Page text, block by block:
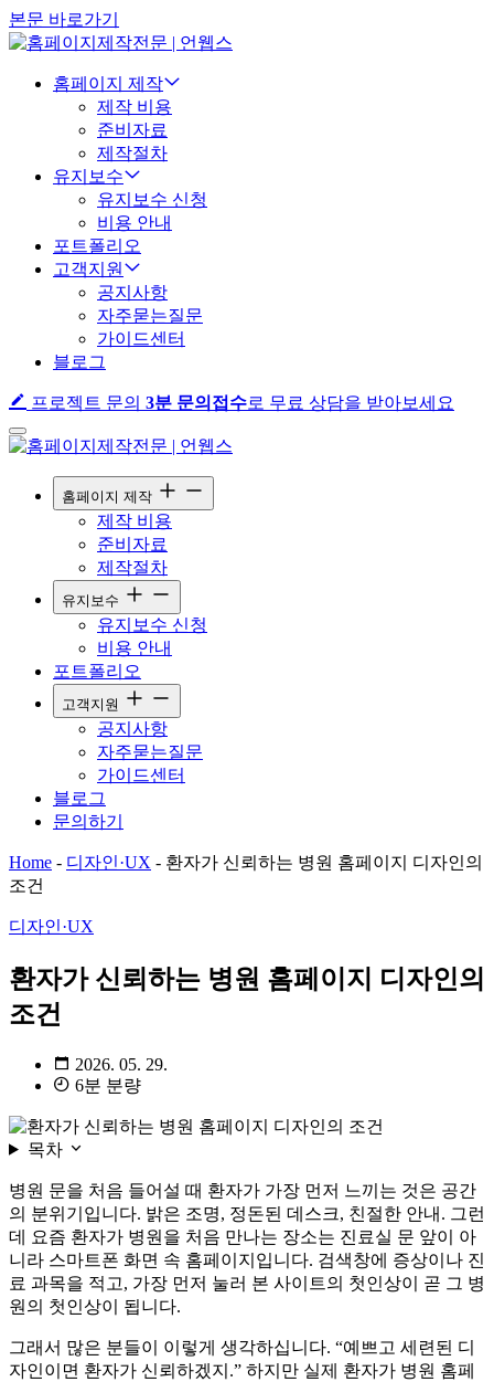
본문 바로가기
홈페이지 제작
제작 비용
준비자료
제작절차
유지보수
유지보수 신청
비용 안내
포트폴리오
고객지원
공지사항
자주묻는질문
가이드센터
블로그
프로젝트 문의 3분 문의접수로 무료 상담을 받아보세요
홈페이지 제작
제작 비용
준비자료
제작절차
유지보수
유지보수 신청
비용 안내
포트폴리오
고객지원
공지사항
자주묻는질문
가이드센터
블로그
문의하기
Home - 디자인·UX - 환자가 신뢰하는 병원 홈페이지 디자인의
조건
디자인·UX
환자가 신뢰하는 병원 홈페이지 디자인의
조건
2026. 05. 29.
6분 분량
목차
병원 문을 처음 들어설 때 환자가 가장 먼저 느끼는 것은 공간
의 분위기입니다. 밝은 조명, 정돈된 데스크, 친절한 안내. 그런
데 요즘 환자가 병원을 처음 만나는 장소는 진료실 문 앞이 아
니라 스마트폰 화면 속 홈페이지입니다. 검색창에 증상이나 진
료 과목을 적고, 가장 먼저 눌러 본 사이트의 첫인상이 곧 그 병
원의 첫인상이 됩니다.
그래서 많은 분들이 이렇게 생각하십니다. “예쁘고 세련된 디
자인이면 환자가 신뢰하겠지.” 하지만 실제 환자가 병원 홈페